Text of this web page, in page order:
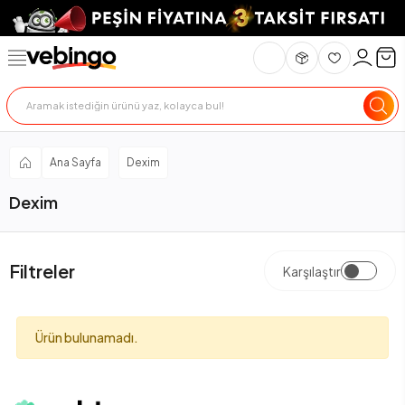
Ana Sayfa Dexim
Dexim
Filtreler Karşılaştır
Ürün bulunamadı.